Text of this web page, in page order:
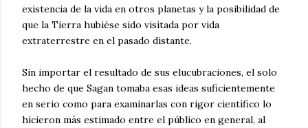
existencia de la vida en otros planetas y la posibilidad de
que la Tierra hubiése sido visitada por vida
extraterrestre en el pasado distante.
Sin importar el resultado de sus elucubraciones, el solo
hecho de que Sagan tomaba esas ideas suficientemente
en serio como para examinarlas con rigor científico lo
hicieron más estimado entre el público en general, al